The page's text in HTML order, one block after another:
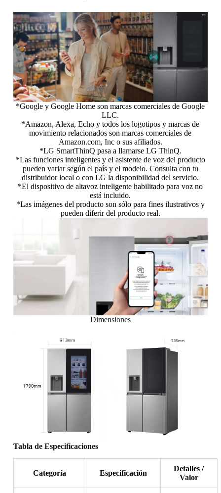
*Google y Google Home son marcas comerciales de Google
LLC.
*Amazon, Alexa, Echo y todos los logotipos y marcas de
movimiento relacionados son marcas comerciales de
Amazon.com, Inc o sus afiliados.
*LG SmartThinQ pasa a llamarse LG ThinQ.
*Las funciones inteligentes y el asistente de voz del producto
pueden variar según el país y el modelo. Consulta con tu
distribuidor local o con LG la disponibilidad del servicio.
*El dispositivo de altavoz inteligente habilitado para voz no
está incluido.
*Las imágenes del producto son sólo para fines ilustrativos y
pueden diferir del producto real.
Dimensiones
Tabla de Especificaciones
Categoría Especificación
Detalles /
Valor